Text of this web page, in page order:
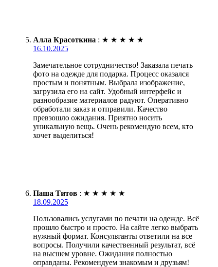
Алла Красоткина : ★ ★ ★ ★ ★
16.10.2025
Замечательное сотрудничество! Заказала печать
фото на одежде для подарка. Процесс оказался
простым и понятным. Выбрала изображение,
загрузила его на сайт. Удобный интерфейс и
разнообразие материалов радуют. Оперативно
обработали заказ и отправили. Качество
превзошло ожидания. Приятно носить
уникальную вещь. Очень рекомендую всем, кто
хочет выделиться!
Паша Титов : ★ ★ ★ ★ ★
18.09.2025
Пользовались услугами по печати на одежде. Всё
прошло быстро и просто. На сайте легко выбрать
нужный формат. Консультанты ответили на все
вопросы. Получили качественный результат, всё
на высшем уровне. Ожидания полностью
оправданы. Рекомендуем знакомым и друзьям!